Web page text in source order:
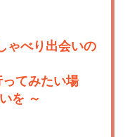
ゃべり出会いの
てみたい場
を ～